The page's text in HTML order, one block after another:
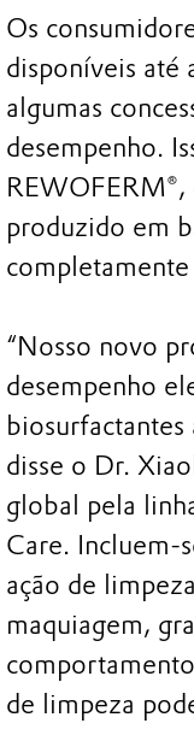
Os
disponíveis até
algumas
desempenho.
produzido em
“Nosso novo
desempenho
biosurfactantes
disse o Dr.
global pela
Care. Incluem-
ação de
maquiagem,
de limpeza